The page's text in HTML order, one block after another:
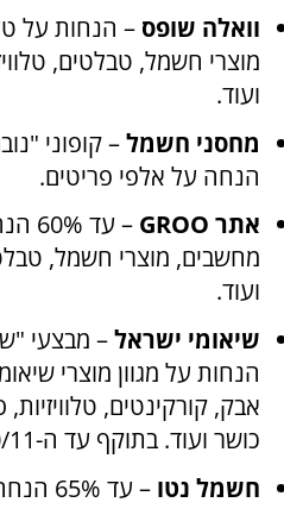
וואלה שופס – הנחות על
מוצרי חשמל, טבלטים,
ועוד.
מחסני חשמל
הנחה על אלפי פריטים.
אתר
–
מחשבים, מוצרי חשמל,
ועוד.
שיאומי ישראל– מבצעי
הנחות על מגוון מוצרי
אבק, קורקינטים,
כושר ועוד. בתוקף עד ה-30/11
חשמל נטו – עד 65% הנחה על מגוון מוצרים באתר